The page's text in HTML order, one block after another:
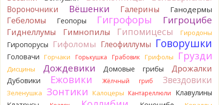
BorisM Очевидный подберезовик!
11 часов назад
Verona Рядовка скученная.
Юрий
Только сосны. Любит молодняк и растёт ещё по
краям лесных дорог.
1 день назад
Юрий
Бывает встречается и в чисто еловых лесах,но
основное его дерево конечно же лиственница. Под соснами
Вороночники Вёшенки Галерины Ганодермы
Гебеломы Геопоры Гигрофоры Гигроцибе
Гиднеллумы Гимнопилы Гипомицесы Гиродоны
Гиропорусы Гифоломы Глеофиллумы Говорушки
Головачи Горчаки Горькушка Грабовик Грифолы Грузди
Дисцины Дождевики Домовые грибы Дрожалки
Дубовики Ежовики Жёлчный гриб Звездовики
Зеленушка Зонтики Калоцеры Кантареллюли
Клавулины